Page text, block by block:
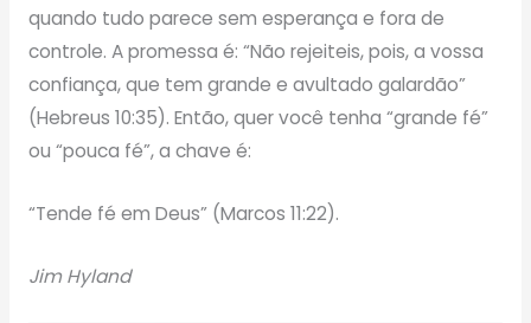
quando tudo parece sem esperança e fora de
controle. A promessa é: “Não rejeiteis, pois, a vossa
confiança, que tem grande e avultado galardão”
(Hebreus 10:35). Então, quer você tenha “grande fé”
ou “pouca fé”, a chave é:
“Tende fé em Deus” (Marcos 11:22).
Jim Hyland